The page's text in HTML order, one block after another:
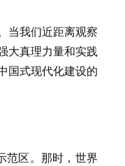
当我们近距离观察
大真理力量和实践
国式现代化建设的
范区。那时，世界